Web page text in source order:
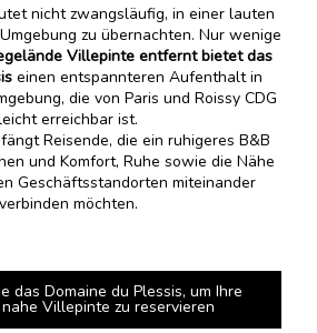
nicht zwangsläufig, in einer lauten
zu übernachten. Nur wenige
Villepinte entfernt bietet das
einen entspannteren Aufenthalt in
die von Paris und Roissy CDG
erreichbar ist.
Reisende, die ein ruhigeres B&B
und Komfort, Ruhe sowie die Nähe
Geschäftsstandorten miteinander
verbinden möchten.
das Domaine du Plessis, um Ihre
Villepinte zu reservieren